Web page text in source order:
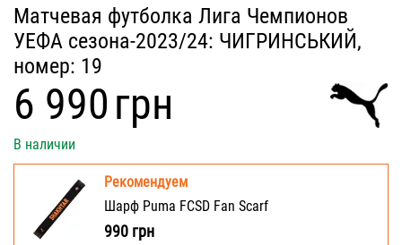
Матчевая футболка Лига Чемпионов
УЕФА сезона-2023/24: ЧИГРИНСЬКИЙ,
номер: 19
‍6 990‍грн
В наличии
Рекомендуем
Шарф Puma FCSD Fan Scarf
990 грн